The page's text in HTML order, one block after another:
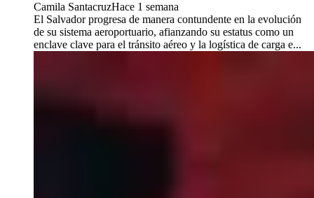
Camila SantacruzHace 1 semana
El Salvador progresa de manera contundente en la evolución
de su sistema aeroportuario, afianzando su estatus como un
enclave clave para el tránsito aéreo y la logística de carga e...